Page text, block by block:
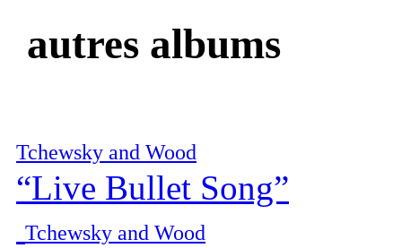
autres albums
Tchewsky and Wood
“Live Bullet Song”
Tchewsky and Wood